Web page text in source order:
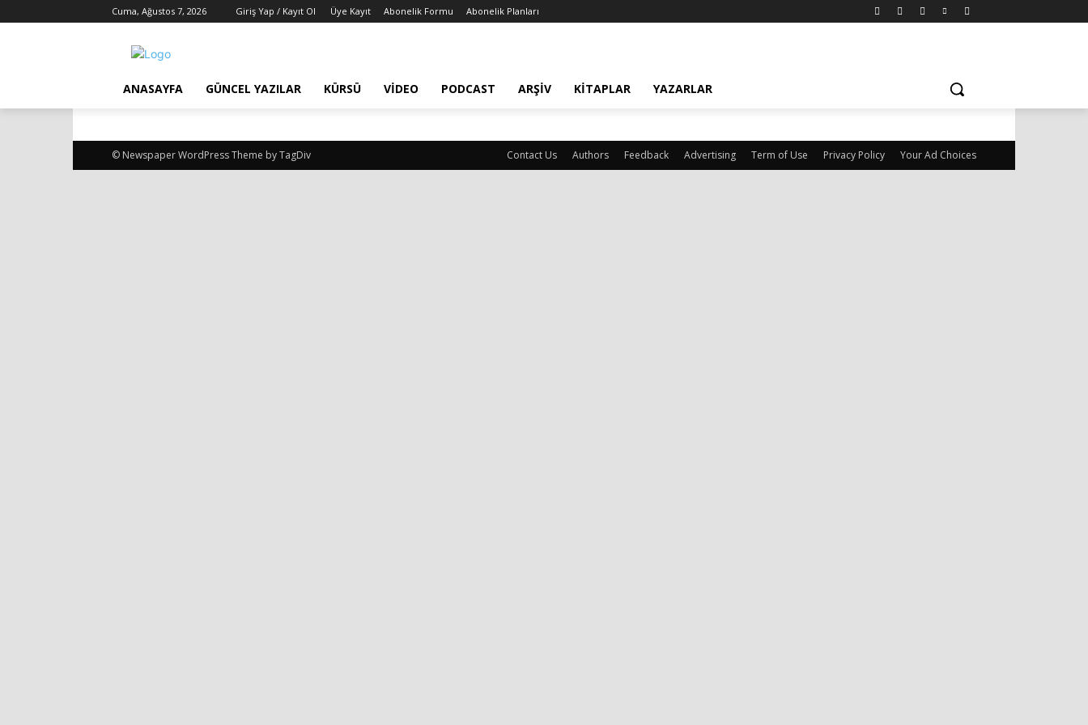
Cuma, Ağustos 7, 2026 Giriş Yap / Kayıt Ol Üye Kayıt Abonelik Formu Abonelik Planları
ANASAYFA GÜNCEL YAZILAR KÜRSÜ VIDEO PODCAST ARŞIV KITAPLAR YAZARLAR
Contact Us Authors Feedback Advertising Term of Use Privacy Policy Your Ad Choices
© Newspaper WordPress Theme by TagDiv